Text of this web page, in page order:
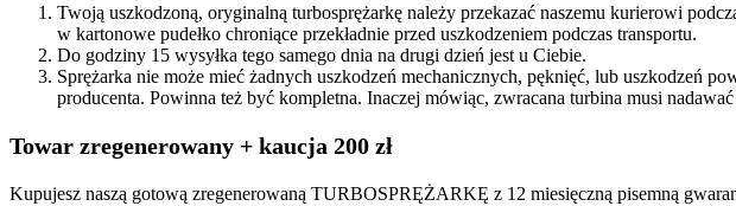
Twoją uszkodzoną, oryginalną turbosprężarkę należy przekazać naszemu kurierowi
w kartonowe pudełko chroniące przekładnie przed uszkodzeniem podczas transportu.
Do godziny 15 wysyłka tego samego dnia na drugi dzień jest u Ciebie.
Sprężarka nie może mieć żadnych uszkodzeń mechanicznych, pęknięć, lub uszkodzeń
producenta. Powinna też być kompletna. Inaczej mówiąc, zwracana turbina musi
Towar zregenerowany + kaucja 200 zł
Kupujesz naszą gotową zregenerowaną TURBOSPRĘŻARKĘ z 12 miesięczną pisemną